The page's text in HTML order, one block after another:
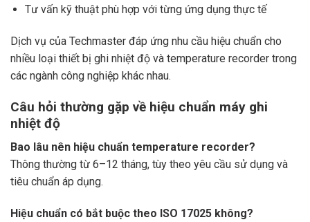
Tư vấn kỹ thuật phù hợp với từng ứng dụng thực tế
Dịch vụ của Techmaster đáp ứng nhu cầu hiệu chuẩn cho
nhiều loại thiết bị ghi nhiệt độ và temperature recorder trong
các ngành công nghiệp khác nhau.
Câu hỏi thường gặp về hiệu chuẩn máy ghi
nhiệt độ
Bao lâu nên hiệu chuẩn temperature recorder?
Thông thường từ 6–12 tháng, tùy theo yêu cầu sử dụng và
tiêu chuẩn áp dụng.
Hiệu chuẩn có bắt buộc theo ISO 17025 không?